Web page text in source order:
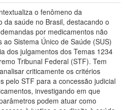
o fenômeno da
da saúde no Brasil, destacando o
por medicamentos não
ao Sistema Único de Saúde (SUS)
dos julgamentos dos Temas 1234
Tribunal Federal (STF). Tem
criticamente os critérios
pelo STF para a concessão judicial
investigando em que
podem atuar como